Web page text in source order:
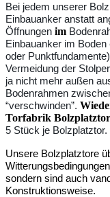
Bei jedem unserer
Einbauanker anstatt
Öffnungen im
Einbauanker im
oder
Vermeidung der
ja nicht mehr außen
Bodenrahmen
“verschwinden”.
Torfabrik
5 Stück je Bolzplatztor.
Unsere Bolzplatztore
sondern sind auch
Konstruktionsweise.